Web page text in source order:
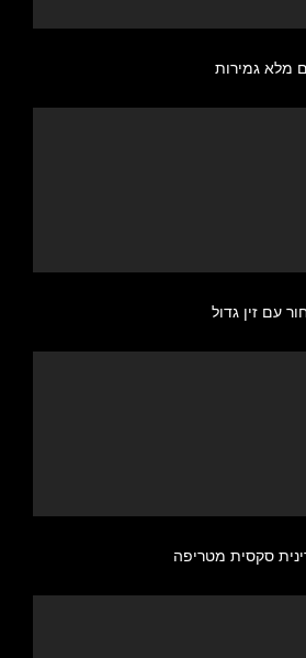
מלא גמירות
עם זין גדול
סקסית מטריפה